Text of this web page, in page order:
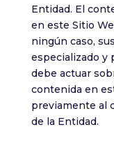
Entidad. El
en este Sitio
ningún caso,
especializado y
debe actuar
contenida en
previamente al
de la Entidad.